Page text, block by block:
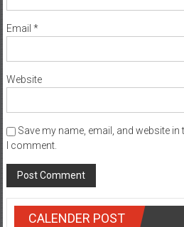
Email *
Website
Save my name, email, and website
I comment.
CALENDER POST